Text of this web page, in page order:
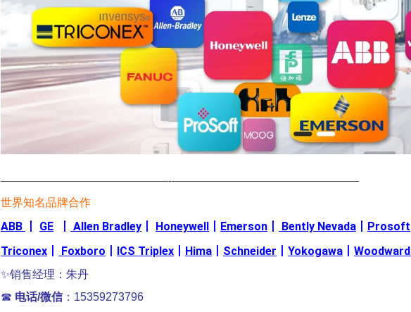
—————————————————-———————————————————
世界知名品牌合作
ABB GE Allen Bradley Honeywell Emerson Bently Nevada Prosoft
Triconex
Foxboro ICS Triplex Hima Schneider Yokogawa Woodward
✨销售经理：朱丹
☎ 电话/微信：15359273796